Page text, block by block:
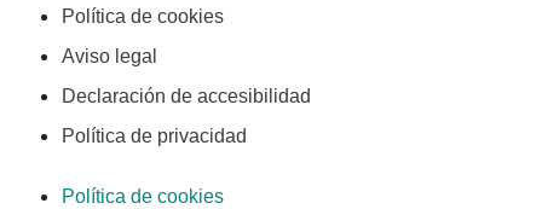
Política de cookies
Aviso legal
Declaración de accesibilidad
Política de privacidad
Política de cookies